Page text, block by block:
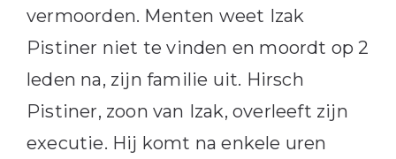
vermoorden. Menten weet Izak
Pistiner niet te vinden en moordt op 2
leden na, zijn familie uit. Hirsch
Pistiner, zoon van Izak, overleeft zijn
executie. Hij komt na enkele uren